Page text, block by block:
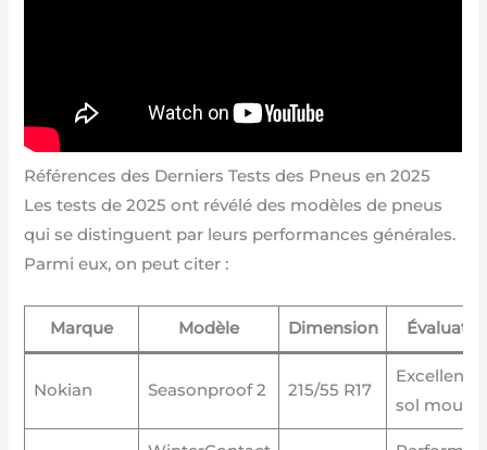
Références des Derniers Tests des Pneus en 2025
Les tests de 2025 ont révélé des modèles de pneus
qui se distinguent par leurs performances générales.
Parmi eux, on peut citer :
Marque Modèle Dimension
Nokian Seasonproof 2 215/55 R17
Excellent
sol mouillé